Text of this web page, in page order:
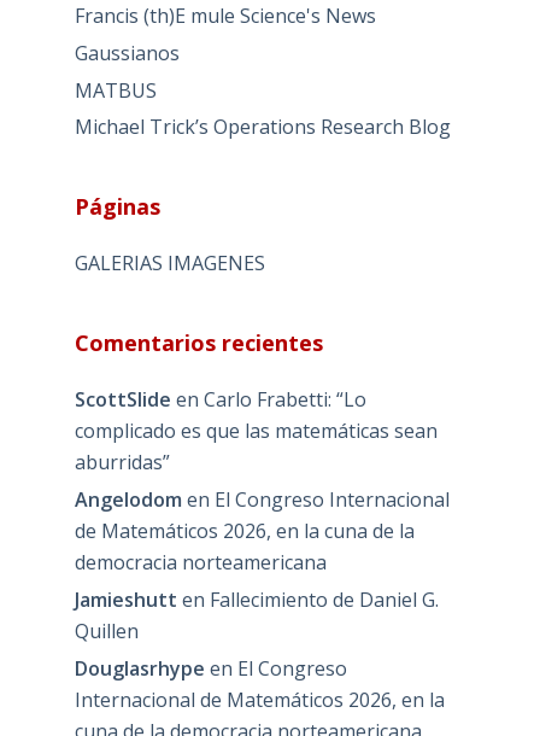
Francis (th)E mule Science's News
Gaussianos
MATBUS
Michael Trick’s Operations Research Blog
Páginas
GALERIAS IMAGENES
Comentarios recientes
ScottSlide en Carlo Frabetti: “Lo
complicado es que las matemáticas sean
aburridas”
Angelodom en El Congreso Internacional
de Matemáticos 2026, en la cuna de la
democracia norteamericana
Jamieshutt en Fallecimiento de Daniel G.
Quillen
Douglasrhype en El Congreso
Internacional de Matemáticos 2026, en la